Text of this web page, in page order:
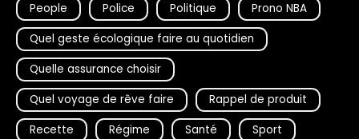
People
Police Politique
Prono NBA
Quel geste écologique faire au quotidien
Quelle assurance choisir
Quel voyage de rêve faire
Rappel de produit
Recette
Régime Santé Sport